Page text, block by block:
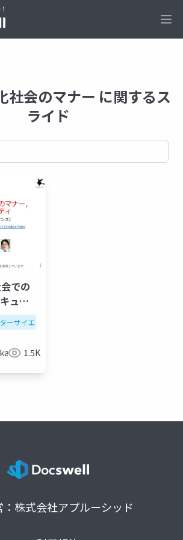
社会のマナー に関するス
ライド
での
ュリ
ーサイエンス
1.5K
：株式会社アプルーシッド